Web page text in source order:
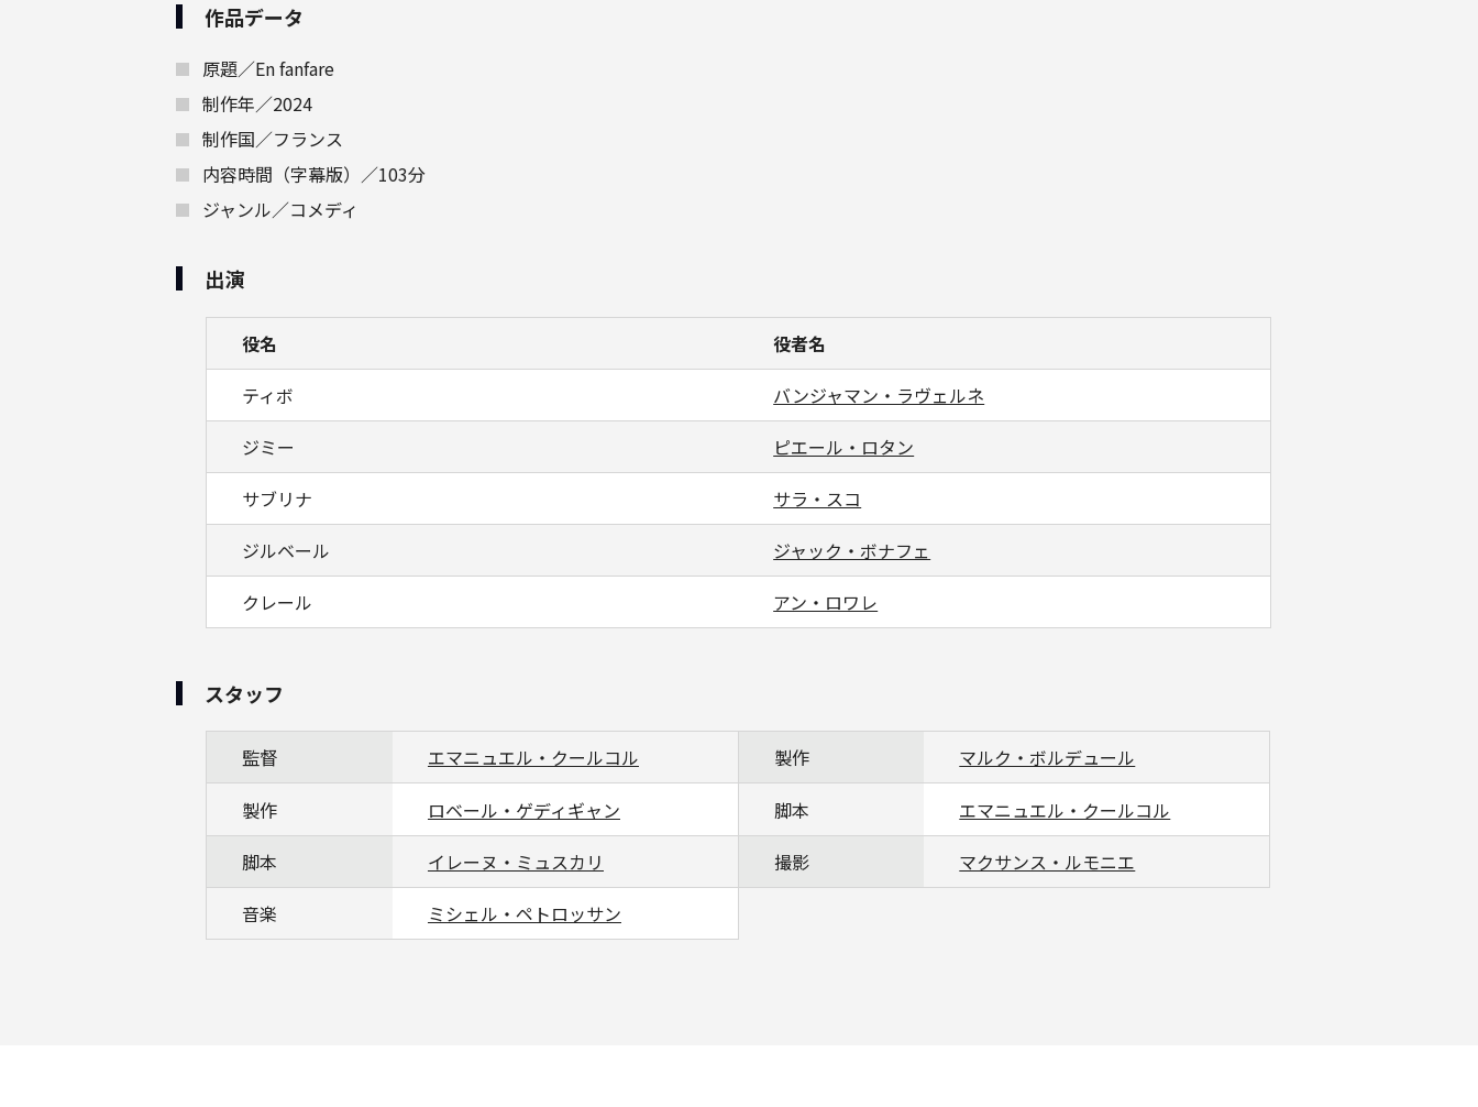
作品データ
原題／En fanfare
制作年／2024
制作国／フランス
内容時間（字幕版）／103分
ジャンル／コメディ
出演
役名
役者名
ティボ
バンジャマン・ラヴェルネ
ジミー
ピエール・ロタン
サブリナ
サラ・スコ
ジルベール
ジャック・ボナフェ
クレール
アン・ロワレ
スタッフ
監督 エマニュエル・クールコル 製作
マルク・ボルデュール
製作
ロベール・ゲディギャン 脚本
エマニュエル・クールコル
脚本
イレーヌ・ミュスカリ 撮影
マクサンス・ルモニエ
音楽
ミシェル・ペトロッサン